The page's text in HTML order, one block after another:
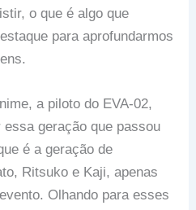
o que é algo que
para aprofundarmos
a piloto do EVA-02,
geração que passou
é a geração de
Ritsuko e Kaji, apenas
Olhando para esses